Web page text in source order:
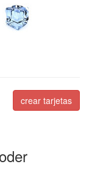
crear tarjetas